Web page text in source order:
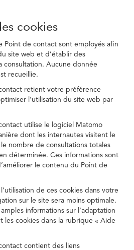
cookies
Point de contact sont employés afin
site web et d’établir des
consultation. Aucune donnée
recueillie.
retient votre préférence
l’utilisation du site web par
utilise le logiciel Matomo
dont les internautes visitent le
nombre de consultations totales
déterminée. Ces informations sont
le contenu du Point de
de ces cookies dans votre
sur le site sera moins optimale.
informations sur l’adaptation
les cookies dans la rubrique « Aide
contient des liens